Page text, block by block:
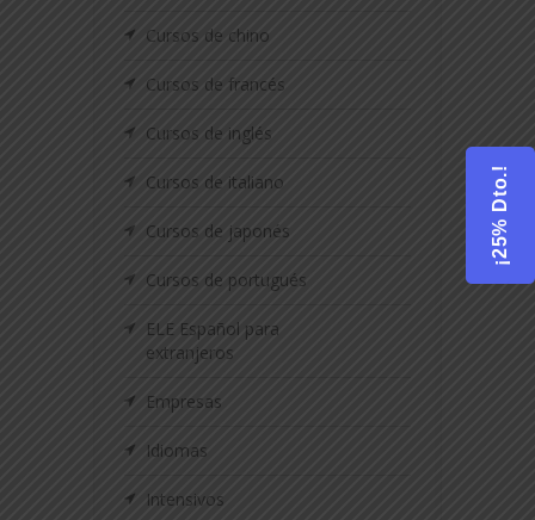
Cursos de chino
Cursos de francés
Cursos de inglés
Cursos de italiano
Cursos de japonés
Cursos de portugués
ELE Español para
extranjeros
Empresas
Idiomas
Intensivos
¡25% Dto.!